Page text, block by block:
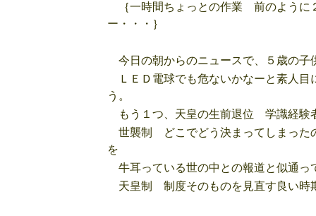
｛一時間ちょっとの作業 前のように
ー・・・｝
今日の朝からのニュースで、５歳の
ＬＥＤ電球でも危ないかなーと素人
う。
もう１つ、天皇の生前退位 学識経験
世襲制 どこでどう決まってしまった
を
牛耳っている世の中との報道と似通っ
天皇制 制度そのものを見直す良い時